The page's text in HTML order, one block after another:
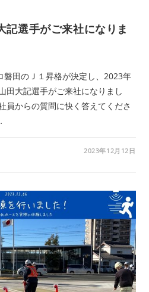
選手がご来社になりま
磐田のＪ１昇格が決定し、2023年
田大記選手がご来社になりまし
員からの質問に快く答えてくださ
2023年12月12日